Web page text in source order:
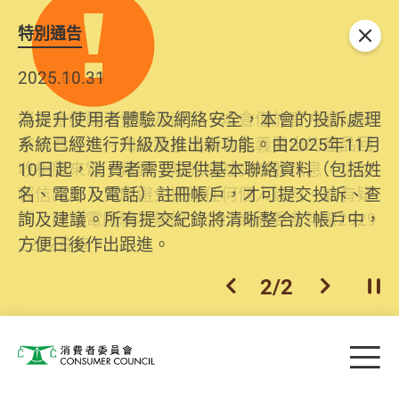
特別通告
2026.06.29
消委會提醒消費者及商戶，本會僅於官方網站發
布消費警示。如接獲以消委會名義發出的產品回
收相關來電、電郵、短訊或社交媒體訊息，切勿
輕信回應，更應避免透露任何個人資料。如有疑
問，請致電防騙易熱線18222或消委會熱線2929
2222查詢。
2025.10.31
為提升使用者體驗及網絡安全，本會的投訴處理
系統已經進行升級及推出新功能。由2025年11月
10日起，消費者需要提供基本聯絡資料（包括姓
名、電郵及電話）註冊帳戶，才可提交投訴、查
詢及建議。所有提交紀錄將清晰整合於帳戶中，
方便日後作出跟進。
上一個
2/2 下一個開
關閉
消費者委員會 目